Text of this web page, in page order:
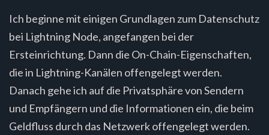
Ich beginne mit einigen Grundlagen zum Datenschutz
bei Lightning Node, angefangen bei der
Ersteinrichtung. Dann die On-Chain-Eigenschaften,
die in Lightning-Kanälen offengelegt werden.
Danach gehe ich auf die Privatsphäre von Sendern
und Empfängern und die Informationen ein, die beim
Geldfluss durch das Netzwerk offengelegt werden.